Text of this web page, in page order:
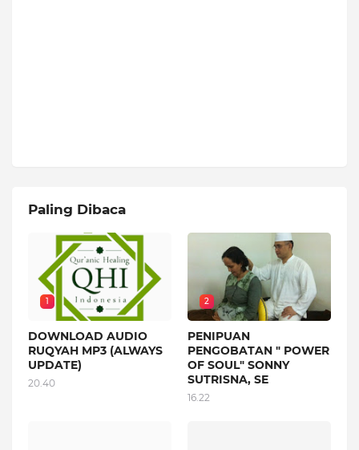
Paling Dibaca
1
DOWNLOAD AUDIO
RUQYAH MP3 (ALWAYS
UPDATE)
20.40
2
PENIPUAN
PENGOBATAN " POWER
OF SOUL" SONNY
SUTRISNA, SE
16.22